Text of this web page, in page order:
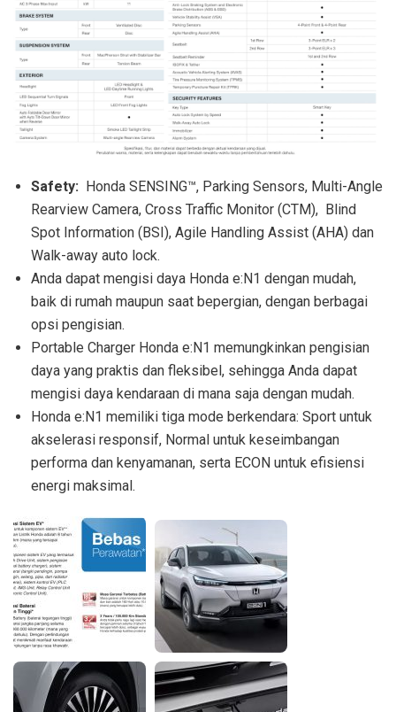
Safety: Honda SENSING™, Parking Sensors, Multi-Angle
Rearview Camera, Cross Traffic Monitor (CTM), Blind
Spot Information (BSI), Agile Handling Assist (AHA) dan
Walk-away auto lock.
Anda dapat mengisi daya Honda e:N1 dengan mudah,
baik di rumah maupun saat bepergian, dengan berbagai
opsi pengisian.
Portable Charger Honda e:N1 memungkinkan pengisian
daya yang praktis dan fleksibel, sehingga Anda dapat
mengisi daya kendaraan di mana saja dengan mudah.
Honda e:N1 memiliki tiga mode berkendara: Sport untuk
akselerasi responsif, Normal untuk keseimbangan
performa dan kenyamanan, serta ECON untuk efisiensi
energi maksimal.